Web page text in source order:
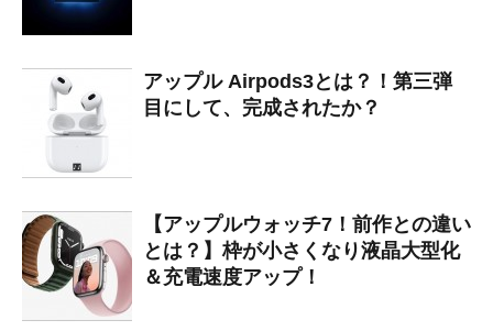
アップル Airpods3とは？！第三弾
目にして、完成されたか？
【アップルウォッチ7！前作との違い
とは？】枠が小さくなり液晶大型化
＆充電速度アップ！